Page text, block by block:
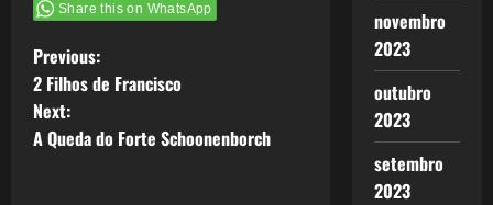
Share this on WhatsApp
P
o
s
Previous:
2 Filhos de Francisco
Next:
A Queda do Forte Schoonenborch
novembro
2023
outubro
2023
setembro
2023